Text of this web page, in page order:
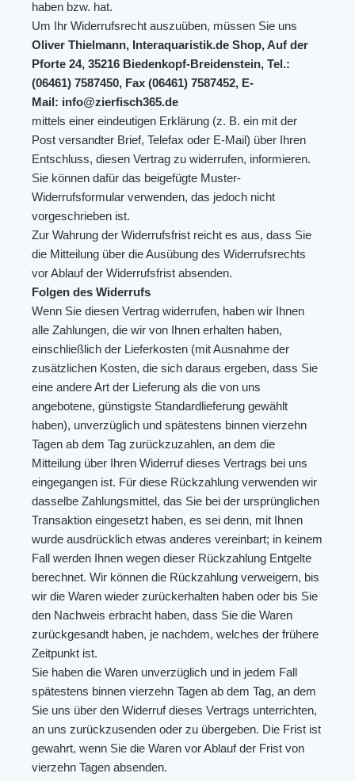
haben bzw. hat.
Um Ihr Widerrufsrecht auszuüben, müssen Sie uns
Oliver Thielmann, Interaquaristik.de Shop, Auf der
Pforte 24, 35216 Biedenkopf-Breidenstein, Tel.:
(06461) 7587450, Fax (06461) 7587452, E-
Mail: info@zierfisch365.de
mittels einer eindeutigen Erklärung (z. B. ein mit der
Post versandter Brief, Telefax oder E-Mail) über Ihren
Entschluss, diesen Vertrag zu widerrufen, informieren.
Sie können dafür das beigefügte Muster-
Widerrufsformular verwenden, das jedoch nicht
vorgeschrieben ist.
Zur Wahrung der Widerrufsfrist reicht es aus, dass Sie
die Mitteilung über die Ausübung des Widerrufsrechts
vor Ablauf der Widerrufsfrist absenden.
Folgen des Widerrufs
Wenn Sie diesen Vertrag widerrufen, haben wir Ihnen
alle Zahlungen, die wir von Ihnen erhalten haben,
einschließlich der Lieferkosten (mit Ausnahme der
zusätzlichen Kosten, die sich daraus ergeben, dass Sie
eine andere Art der Lieferung als die von uns
angebotene, günstigste Standardlieferung gewählt
haben), unverzüglich und spätestens binnen vierzehn
Tagen ab dem Tag zurückzuzahlen, an dem die
Mitteilung über Ihren Widerruf dieses Vertrags bei uns
eingegangen ist. Für diese Rückzahlung verwenden wir
dasselbe Zahlungsmittel, das Sie bei der ursprünglichen
Transaktion eingesetzt haben, es sei denn, mit Ihnen
wurde ausdrücklich etwas anderes vereinbart; in keinem
Fall werden Ihnen wegen dieser Rückzahlung Entgelte
berechnet. Wir können die Rückzahlung verweigern, bis
wir die Waren wieder zurückerhalten haben oder bis Sie
den Nachweis erbracht haben, dass Sie die Waren
zurückgesandt haben, je nachdem, welches der frühere
Zeitpunkt ist.
Sie haben die Waren unverzüglich und in jedem Fall
spätestens binnen vierzehn Tagen ab dem Tag, an dem
Sie uns über den Widerruf dieses Vertrags unterrichten,
an uns zurückzusenden oder zu übergeben. Die Frist ist
gewahrt, wenn Sie die Waren vor Ablauf der Frist von
vierzehn Tagen absenden.